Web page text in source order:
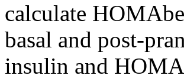
calculate
basal and post-
insulin and